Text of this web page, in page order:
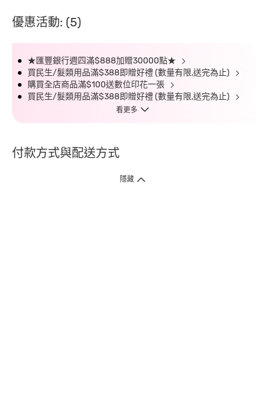
優惠活動: (5)
★匯豐銀行週四滿$888加贈30000點★
買民生/髮類用品滿$388即贈好禮 (數量有限,送完為止)
購買全店商品滿$100送數位印花一張
買民生/髮類用品滿$388即贈好禮 (數量有限,送完為止)
看更多
付款方式與配送方式
隱藏